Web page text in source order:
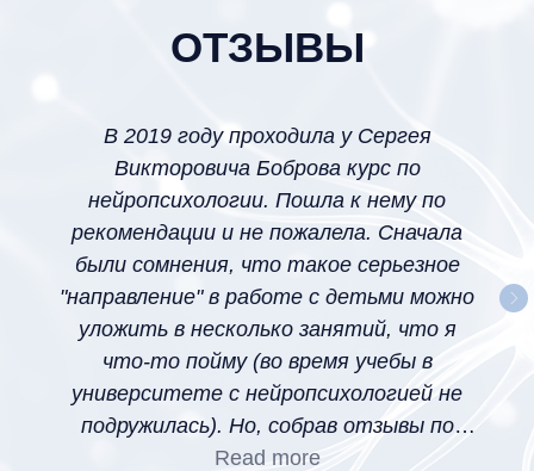
ОТЗЫВЫ
В 2019 году проходила у Сергея
Викторовича Боброва курс по
нейропсихологии. Пошла к нему по
рекомендации и не пожалела. Сначала
были сомнения, что такое серьезное
"направление" в работе с детьми можно
уложить в несколько занятий, что я
что-то пойму (во время учебы в
университете с нейропсихологией не
подружилась). Но, собрав отзывы по
коллегам, уже шла без сомнений. Все
Read more